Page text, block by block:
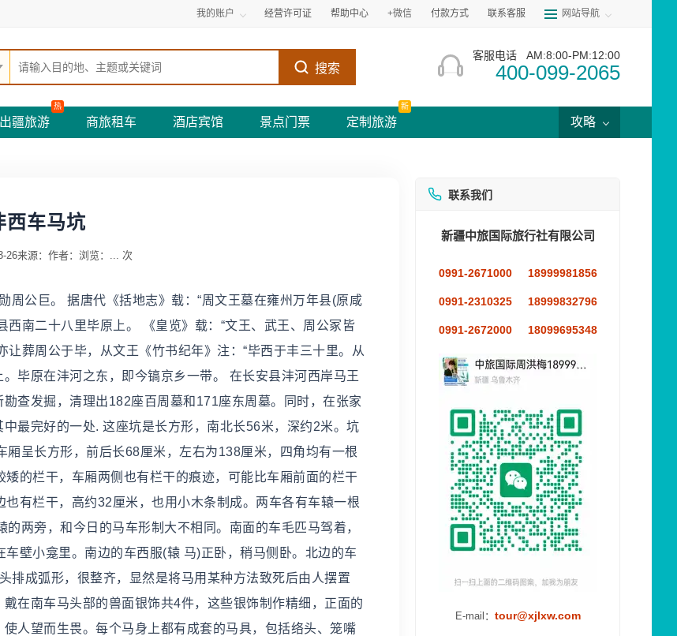
我的账户 经营许可证 帮助中心 +微信 付款方式 联系客服 网站导航
搜索
客服电话 AM:8:00-PM:12:00
400-099-2065
出疆旅游
热
商旅租车 酒店宾馆 景点门票 定制旅游
新
攻略
西车马坑
26来源： 作者： 浏览： ... 次
周公巨。 据唐代《括地志》载：“周文王墓在雍州万年县(原咸
南二十八里毕原上。 《皇览》载：“文王、武王、周公冢皆
葬周公于毕，从文王《竹书纪年》注：“毕西于丰三十里。从
毕原在沣河之东，即今镐京乡一带。 在长安县沣河西岸马王
查发掘，清理出182座百周墓和171座东周墓。同时，在张家
最完好的一处. 这座坑是长方形，南北长56米，深约2米。坑
呈长方形，前后长68厘米，左右为138厘米，四角均有一根
的栏干，车厢两侧也有栏干的痕迹，可能比车厢前面的栏干
有栏干，高约32厘米，也用小木条制成。两车各有车辕一根
两旁，和今日的马车形制大不相同。南面的车毛匹马驾着，
壁小龛里。南边的车西服(辕 马)正卧，稍马侧卧。北边的车
排成弧形，很整齐，显然是将马用某种方法致死后由人摆置
在南车马头部的兽面银饰共4件，这些银饰制作精细，正面的
人望而生畏。每个马身上都有成套的马具，包括络头、笼嘴
联系我们
新疆中旅国际旅行社有限公司
0991-2671000 18999981856
0991-2310325 18999832796
0991-2672000 18099695348
E-mail： tour@xjlxw.com